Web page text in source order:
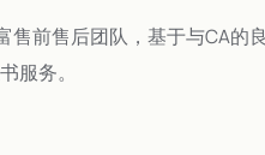
前售后团队，基于与CA的
服务。